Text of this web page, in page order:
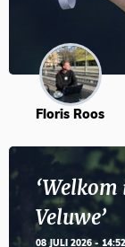
Floris Roos
Veluwe’
08 JULI 2026 - 14:52